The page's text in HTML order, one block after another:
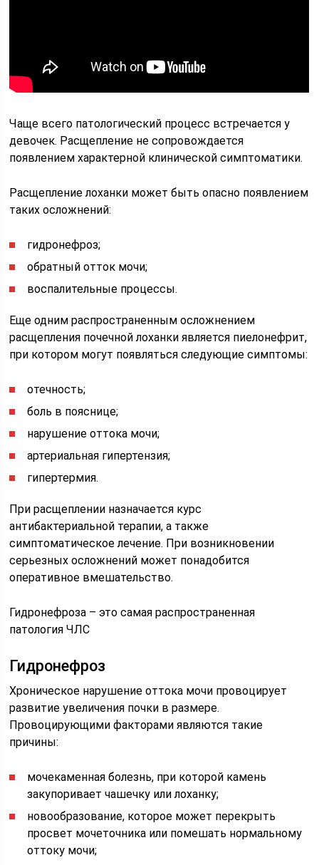
Чаще всего патологический процесс встречается у
девочек. Расщепление не сопровождается
появлением характерной клинической симптоматики.
Расщепление лоханки может быть опасно появлением
таких осложнений:
гидронефроз;
обратный отток мочи;
воспалительные процессы.
Еще одним распространенным осложнением
расщепления почечной лоханки является пиелонефрит,
при котором могут появляться следующие симптомы:
отечность;
боль в пояснице;
нарушение оттока мочи;
артериальная гипертензия;
гипертермия.
При расщеплении назначается курс
антибактериальной терапии, а также
симптоматическое лечение. При возникновении
серьезных осложнений может понадобится
оперативное вмешательство.
Гидронефроза – это самая распространенная
патология ЧЛС
Гидронефроз
Хроническое нарушение оттока мочи провоцирует
развитие увеличения почки в размере.
Провоцирующими факторами являются такие
причины:
мочекаменная болезнь, при которой камень
закупоривает чашечку или лоханку;
новообразование, которое может перекрыть
просвет мочеточника или помешать нормальному
оттоку мочи;